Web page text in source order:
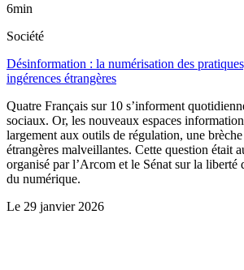
6min
Société
Désinformation : la numérisation des
ingérences étrangères
Quatre Français sur 10 s’informent
sociaux. Or, les nouveaux espaces
largement aux outils de régulation, une
étrangères malveillantes. Cette question était
organisé par l’Arcom et le Sénat sur la liberté
du numérique.
Le 29 janvier 2026